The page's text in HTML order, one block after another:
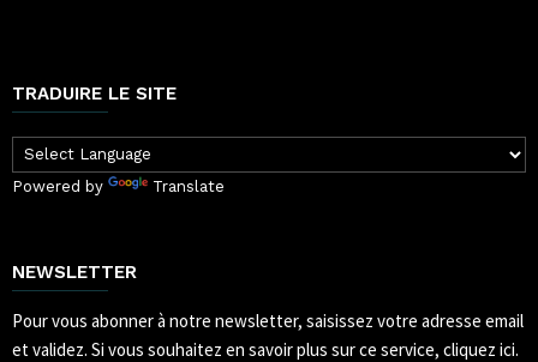
TRADUIRE LE SITE
Powered by Translate
NEWSLETTER
Pour vous abonner à notre newsletter, saisissez votre adresse email
et validez. Si vous souhaitez en savoir plus sur ce service, cliquez ici.